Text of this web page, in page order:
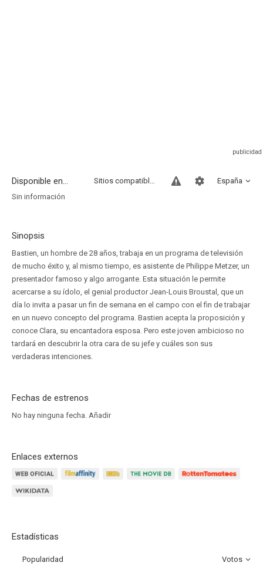
Disponible en... España
Sitios compatibles
Sin información
Sinopsis
Bastien, un hombre de 28 años, trabaja en un programa de televisión
de mucho éxito y, al mismo tiempo, es asistente de Philippe Metzer, un
presentador famoso y algo arrogante. Esta situación le permite
acercarse a su ídolo, el genial productor Jean-Louis Broustal, que un
día lo invita a pasar un fin de semana en el campo con el fin de trabajar
en un nuevo concepto del programa. Bastien acepta la proposición y
conoce Clara, su encantadora esposa. Pero este joven ambicioso no
tardará en descubrir la otra cara de su jefe y cuáles son sus
verdaderas intenciones.
Fechas de estrenos
No hay ninguna fecha. Añadir
Enlaces externos
Estadísticas
Popularidad Votos